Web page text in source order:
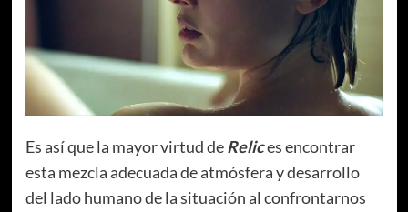
Es así que la mayor virtud deRelices encontrar
esta mezcla adecuada de atmósfera y desarrollo
del lado humano de la situación al confrontarnos